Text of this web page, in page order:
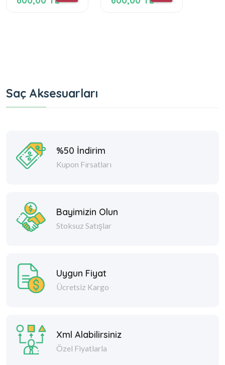
Saç Aksesuarları
%50 İndirim
Kupon Fırsatları
Bayimizin Olun
Stoksuz Satışlar
Uygun Fiyat
Ücretsiz Kargo
Xml Alabilirsiniz
Özel Fiyatlarla